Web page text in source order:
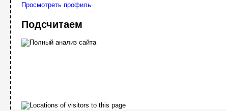
Просмотреть профиль
Подсчитаем